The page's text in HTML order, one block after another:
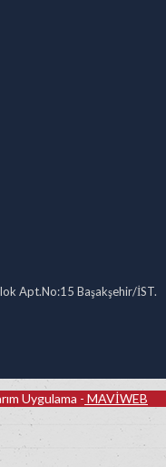
Apt.No:15 Başakşehir/İST.
Uygulama - MAVİWEB